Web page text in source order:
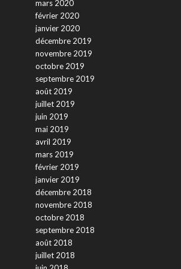
mars 2020
février 2020
janvier 2020
décembre 2019
novembre 2019
octobre 2019
septembre 2019
août 2019
juillet 2019
juin 2019
mai 2019
avril 2019
mars 2019
février 2019
janvier 2019
décembre 2018
novembre 2018
octobre 2018
septembre 2018
août 2018
juillet 2018